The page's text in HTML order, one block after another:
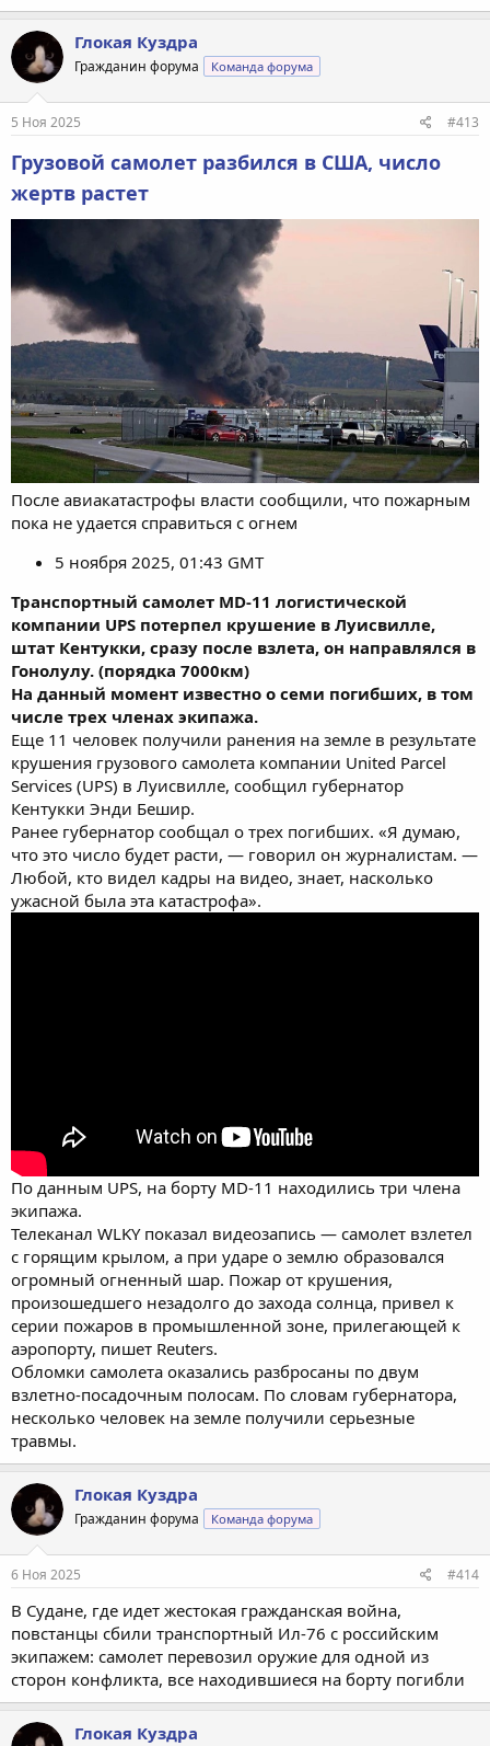
Глокая Куздра
Гражданин форума Команда форума
5 Ноя 2025 #413
Грузовой самолет разбился в США, число
жертв растет
После авиакатастрофы власти сообщили, что пожарным
пока не удается справиться с огнем
5 ноября 2025, 01:43 GMT
Транспортный самолет MD-11 логистической
компании UPS потерпел крушение в Луисвилле,
штат Кентукки, сразу после взлета, он направлялся в
Гонолулу. (порядка 7000км)
На данный момент известно о семи погибших, в том
числе трех членах экипажа.
Еще 11 человек получили ранения на земле в результате
крушения грузового самолета компании United Parcel
Services (UPS) в Луисвилле, сообщил губернатор
Кентукки Энди Бешир.
Ранее губернатор сообщал о трех погибших. «Я думаю,
что это число будет расти, — говорил он журналистам. —
Любой, кто видел кадры на видео, знает, насколько
ужасной была эта катастрофа».
По данным UPS, на борту MD-11 находились три члена
экипажа.
Телеканал WLKY показал видеозапись — самолет взлетел
с горящим крылом, а при ударе о землю образовался
огромный огненный шар. Пожар от крушения,
произошедшего незадолго до захода солнца, привел к
серии пожаров в промышленной зоне, прилегающей к
аэропорту, пишет Reuters.
Обломки самолета оказались разбросаны по двум
взлетно-посадочным полосам. По словам губернатора,
несколько человек на земле получили серьезные
травмы.
Глокая Куздра
Гражданин форума Команда форума
6 Ноя 2025 #414
В Судане, где идет жестокая гражданская война,
повстанцы сбили транспортный Ил-76 с российским
экипажем: самолет перевозил оружие для одной из
сторон конфликта, все находившиеся на борту погибли
Глокая Куздра